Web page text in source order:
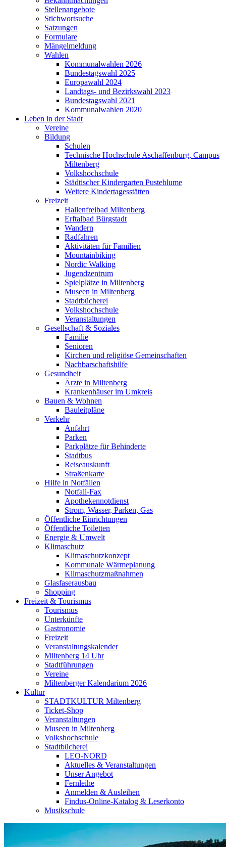
Stellenangebote
Stichwortsuche
Satzungen
Formulare
Mängelmeldung
Wahlen
Kommunalwahlen 2026
Bundestagswahl 2025
Europawahl 2024
Landtags- und Bezirkswahl 2023
Bundestagswahl 2021
Kommunalwahlen 2020
Leben in der Stadt
Vereine
Bildung
Schulen
Technische Hochschule Aschaffenburg, Campus
Miltenberg
Volkshochschule
Städtischer Kindergarten Pusteblume
Weitere Kindertagesstätten
Freizeit
Hallenfreibad Miltenberg
Erftalbad Bürgstadt
Wandern
Radfahren
Aktivitäten für Familien
Mountainbiking
Nordic Walking
Jugendzentrum
Spielplätze in Miltenberg
Museen in Miltenberg
Stadtbücherei
Volkshochschule
Veranstaltungen
Gesellschaft & Soziales
Familie
Senioren
Kirchen und religiöse Gemeinschaften
Nachbarschaftshilfe
Gesundheit
Ärzte in Miltenberg
Krankenhäuser im Umkreis
Bauen & Wohnen
Bauleitpläne
Verkehr
Anfahrt
Parken
Parkplätze für Behinderte
Stadtbus
Reiseauskunft
Straßenkarte
Hilfe in Notfällen
Notfall-Fax
Apothekennotdienst
Strom, Wasser, Parken, Gas
Öffentliche Einrichtungen
Öffentliche Toiletten
Energie & Umwelt
Klimaschutz
Klimaschutzkonzept
Kommunale Wärmeplanung
Klimaschutzmaßnahmen
Glasfaserausbau
Shopping
Freizeit & Tourismus
Tourismus
Unterkünfte
Gastronomie
Freizeit
Veranstaltungskalender
Miltenberg 14 Uhr
Stadtführungen
Vereine
Miltenberger Kalendarium 2026
Kultur
STADTKULTUR Miltenberg
Ticket-Shop
Veranstaltungen
Museen in Miltenberg
Volkshochschule
Stadtbücherei
LEO-NORD
Aktuelles & Veranstaltungen
Unser Angebot
Fernleihe
Anmelden & Ausleihen
Findus-Online-Katalog & Leserkonto
Musikschule